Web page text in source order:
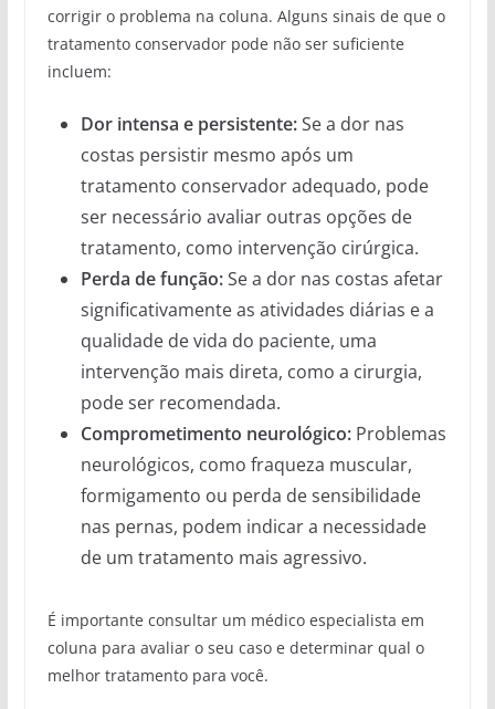
corrigir o problema na coluna. Alguns sinais de que o
tratamento conservador pode não ser suficiente
incluem:
Dor intensa e persistente:Se a dor nas
costas persistir mesmo após um
tratamento conservador adequado, pode
ser necessário avaliar outras opções de
tratamento, como intervenção cirúrgica.
Perda de função:Se a dor nas costas afetar
significativamente as atividades diárias e a
qualidade de vida do paciente, uma
intervenção mais direta, como a cirurgia,
pode ser recomendada.
Comprometimento neurológico:Problemas
neurológicos, como fraqueza muscular,
formigamento ou perda de sensibilidade
nas pernas, podem indicar a necessidade
de um tratamento mais agressivo.
É importante consultar um médico especialista em
coluna para avaliar o seu caso e determinar qual o
melhor tratamento para você.